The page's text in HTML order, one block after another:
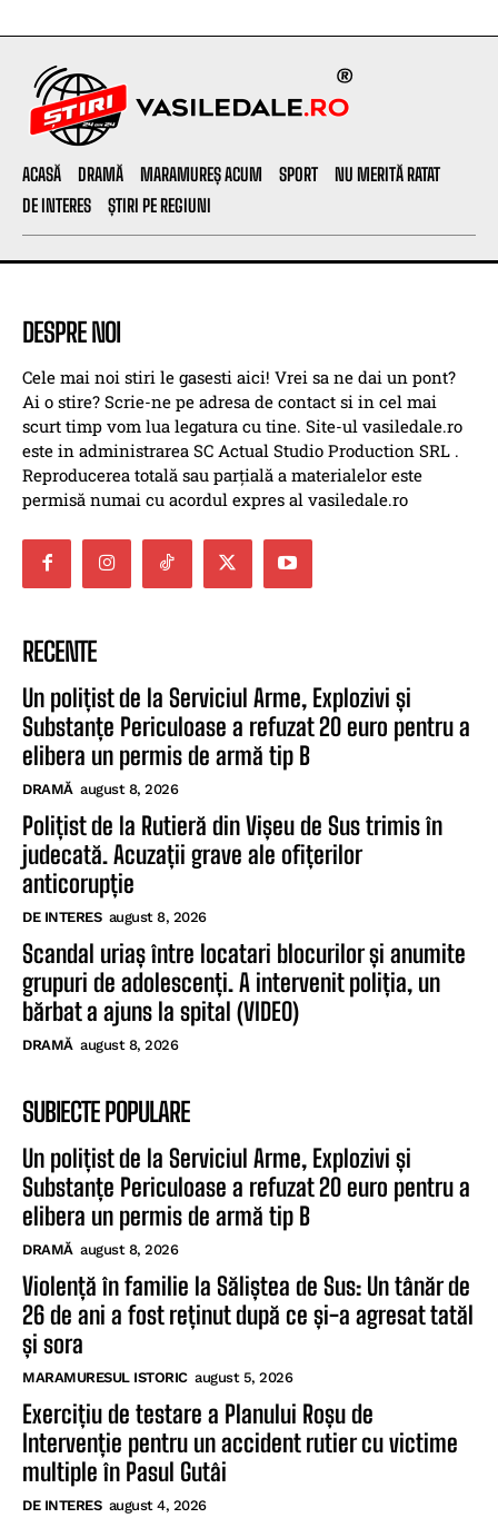
ACASĂ DRAMĂ MARAMUREȘ ACUM SPORT
NU MERITĂ RATAT
DE INTERES
ȘTIRI PE REGIUNI
DESPRE NOI
Cele mai noi stiri le gasesti aici! Vrei sa ne dai un pont?
Ai o stire? Scrie-ne pe adresa de contact si in cel mai
scurt timp vom lua legatura cu tine. Site-ul vasiledale.ro
este in administrarea SC Actual Studio Production SRL .
Reproducerea totală sau parțială a materialelor este
permisă numai cu acordul expres al vasiledale.ro
RECENTE
Un polițist de la Serviciul Arme, Explozivi și
Substanțe Periculoase a refuzat 20 euro pentru a
elibera un permis de armă tip B
DRAMĂ august 8, 2026
Polițist de la Rutieră din Vișeu de Sus trimis în
judecată. Acuzații grave ale ofițerilor
anticorupție
DE INTERES august 8, 2026
Scandal uriaș între locatari blocurilor și anumite
grupuri de adolescenți. A intervenit poliția, un
bărbat a ajuns la spital (VIDEO)
DRAMĂ august 8, 2026
SUBIECTE POPULARE
Un polițist de la Serviciul Arme, Explozivi și
Substanțe Periculoase a refuzat 20 euro pentru a
elibera un permis de armă tip B
DRAMĂ august 8, 2026
Violență în familie la Săliștea de Sus: Un tânăr de
26 de ani a fost reținut după ce și-a agresat tatăl
și sora
MARAMURESUL ISTORIC august 5, 2026
Exercițiu de testare a Planului Roșu de
Intervenție pentru un accident rutier cu victime
multiple în Pasul Gutâi
DE INTERES august 4, 2026